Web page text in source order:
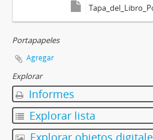
Portapapeles
Agregar
Explorar
Informes
Explorar lista
Explorar objetos